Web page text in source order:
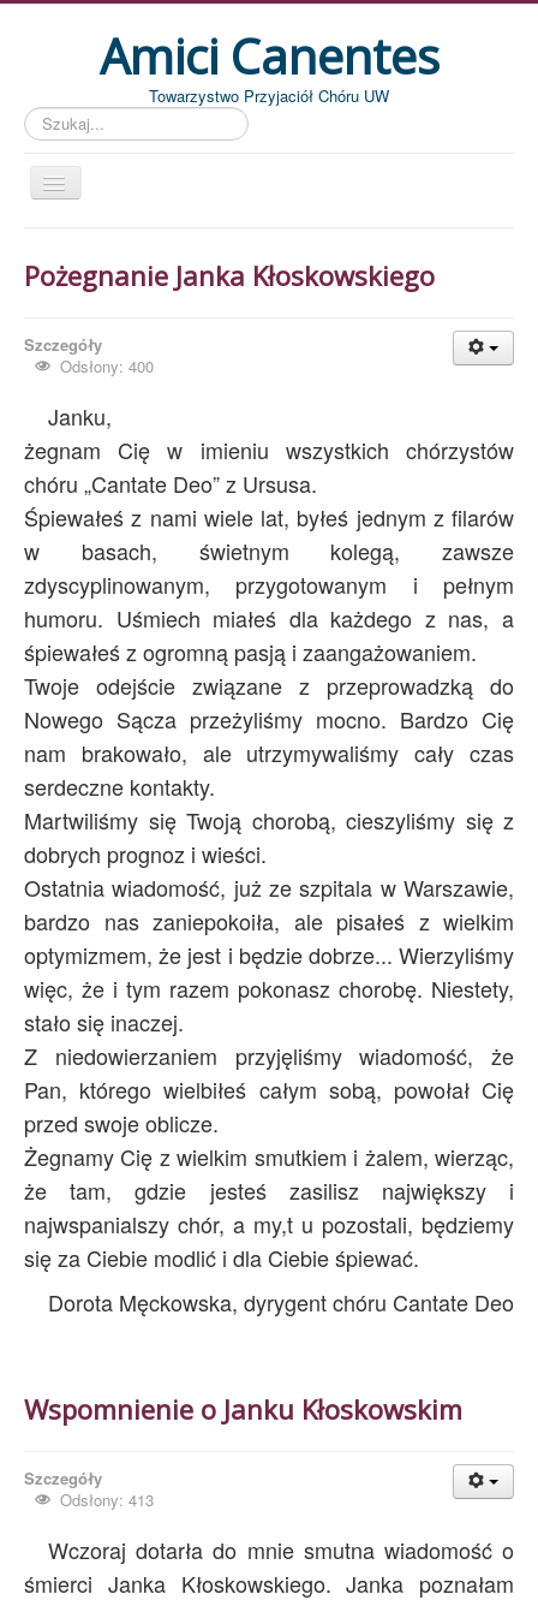
Amici Canentes
Towarzystwo Przyjaciół Chóru UW
Szukaj...
Aktualności
Koncerty
Piszemy
Pożegnania
Zdjęcia
Dyrygenci
Archiwum
O nas
Statut TPChUW
Kontakt
Pożegnanie Janka Kłoskowskiego
Szczegóły
Odsłony: 400
Janku,
żegnam Cię w imieniu wszystkich chórzystów
chóru „Cantate Deo” z Ursusa.
Śpiewałeś z nami wiele lat, byłeś jednym z filarów
w basach, świetnym kolegą, zawsze
zdyscyplinowanym, przygotowanym i pełnym
humoru. Uśmiech miałeś dla każdego z nas, a
śpiewałeś z ogromną pasją i zaangażowaniem.
Twoje odejście związane z przeprowadzką do
Nowego Sącza przeżyliśmy mocno. Bardzo Cię
nam brakowało, ale utrzymywaliśmy cały czas
serdeczne kontakty.
Martwiliśmy się Twoją chorobą, cieszyliśmy się z
dobrych prognoz i wieści.
Ostatnia wiadomość, już ze szpitala w Warszawie,
bardzo nas zaniepokoiła, ale pisałeś z wielkim
optymizmem, że jest i będzie dobrze... Wierzyliśmy
więc, że i tym razem pokonasz chorobę. Niestety,
stało się inaczej.
Z niedowierzaniem przyjęliśmy wiadomość, że
Pan, którego wielbiłeś całym sobą, powołał Cię
przed swoje oblicze.
Żegnamy Cię z wielkim smutkiem i żalem, wierząc,
że tam, gdzie jesteś zasilisz największy i
najwspanialszy chór, a my,t u pozostali, będziemy
się za Ciebie modlić i dla Ciebie śpiewać.
Dorota Męckowska, dyrygent chóru Cantate Deo
Wspomnienie o Janku Kłoskowskim
Szczegóły
Odsłony: 413
Wczoraj dotarła do mnie smutna wiadomość o
śmierci Janka Kłoskowskiego. Janka poznałam